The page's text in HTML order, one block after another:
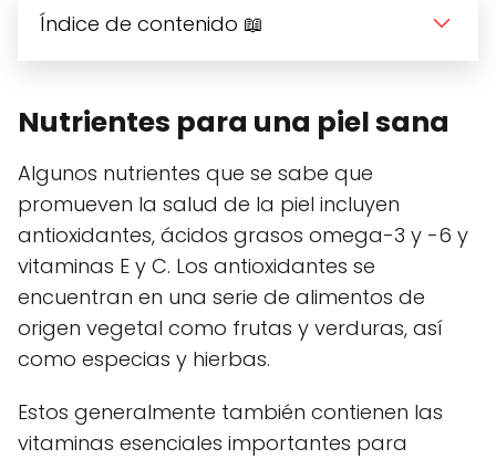
Índice de contenido 📖
Nutrientes para una piel sana
Algunos nutrientes que se sabe que
promueven la salud de la piel incluyen
antioxidantes, ácidos grasos omega-3 y -6 y
vitaminas E y C. Los antioxidantes se
encuentran en una serie de alimentos de
origen vegetal como frutas y verduras, así
como especias y hierbas.
Estos generalmente también contienen las
vitaminas esenciales importantes para